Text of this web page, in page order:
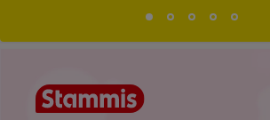
Bild 1 av 5
Bild 2 av 5
Bild 3 av 5Bild 4 av 5